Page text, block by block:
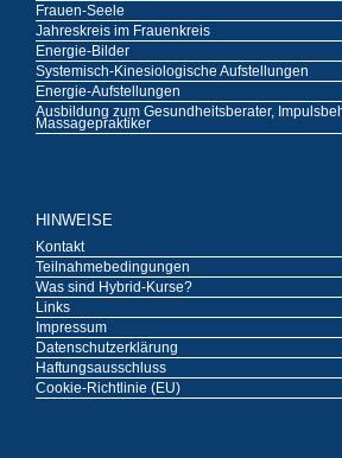
Frauen-Seele
Jahreskreis im Frauenkreis
Energie-Bilder
Systemisch-Kinesiologische Aufstellungen
Energie-Aufstellungen
Ausbildung zum Gesundheitsberater,
Massagepraktiker
HINWEISE
Kontakt
Teilnahmebedingungen
Was sind Hybrid-Kurse?
Links
Impressum
Datenschutzerklärung
Haftungsausschluss
Cookie-Richtlinie (EU)